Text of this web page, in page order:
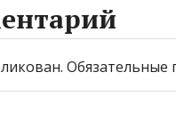
Обязательные